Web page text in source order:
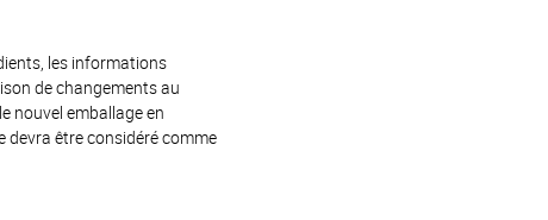
les informations
de changements au
nouvel emballage en
devra être considéré comme